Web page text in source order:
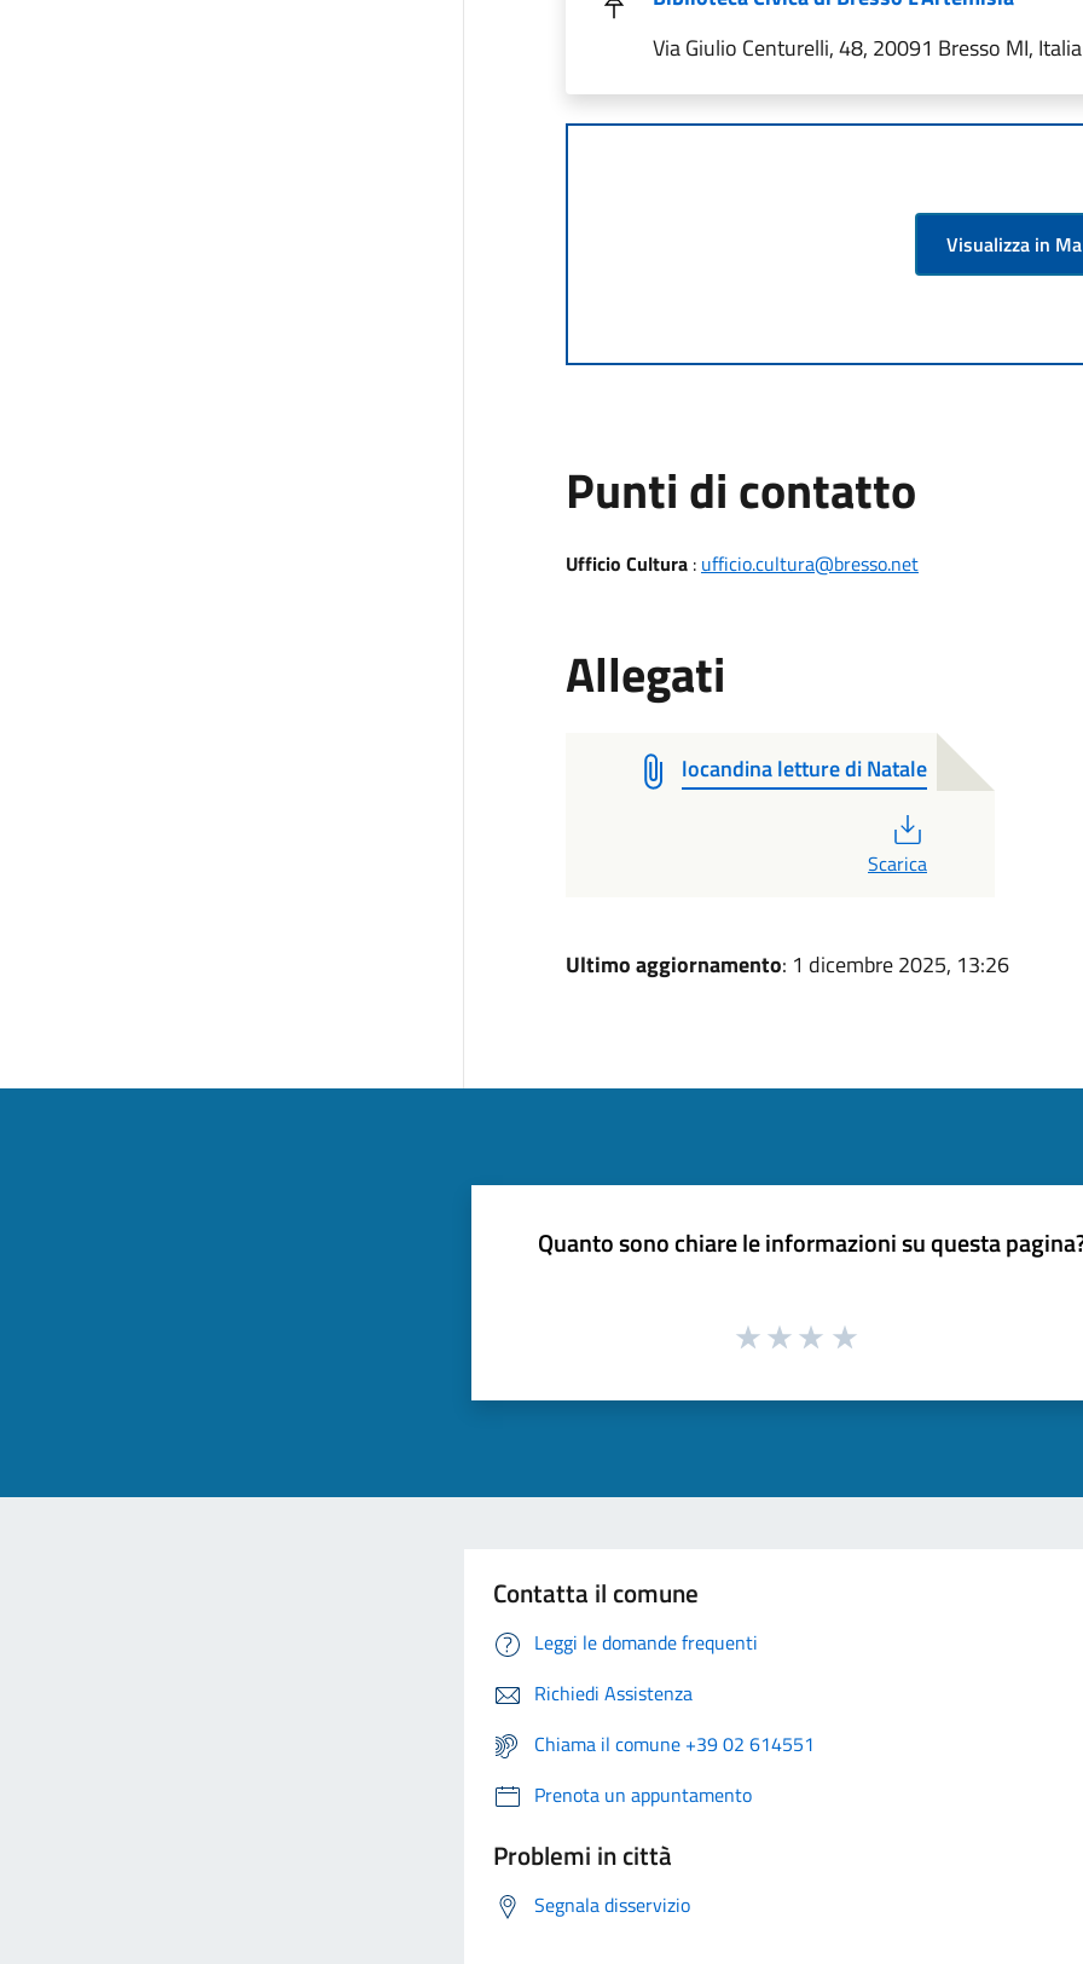
Via Giulio Centurelli, 48, 20091 Bresso MI, Italia
Visualizza in
Punti di contatto
Ufficio Cultura: ufficio.cultura@bresso.net
Allegati
locandina letture di Natale
Scarica
Ultimo aggiornamento: 1 dicembre 2025, 13:26
Quanto sono chiare le informazioni su questa
Contatta il comune
Leggi le domande frequenti
Richiedi Assistenza
Chiama il comune +39 02 614551
Prenota un appuntamento
Problemi in città
Segnala disservizio